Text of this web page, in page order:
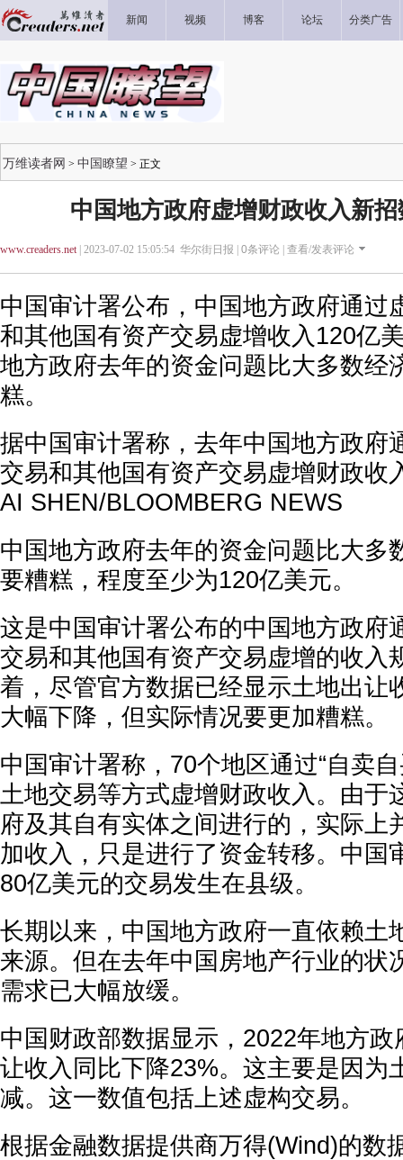
新闻 视频 博客 论坛 分类广告
万维读者网 > 中国瞭望 > 正文
中国地方政府虚增财政收入新
www.creaders.net| 2023-07-02 15:05:54 华尔街日报 | 0条评论 | 查看/发表评论
中国审计署公布，中国地方政府通过
和其他国有资产交易虚增收入120亿
地方政府去年的资金问题比大多数经
糕。
据中国审计署称，去年中国地方政府
交易和其他国有资产交易虚增财政收
AI SHEN/BLOOMBERG NEWS
中国地方政府去年的资金问题比大多
要糟糕，程度至少为120亿美元。
这是中国审计署公布的中国地方政府
交易和其他国有资产交易虚增的收入
着，尽管官方数据已经显示土地出让
大幅下降，但实际情况要更加糟糕。
中国审计署称，70个地区通过“自卖
土地交易等方式虚增财政收入。由于
府及其自有实体之间进行的，实际上
加收入，只是进行了资金转移。中国
80亿美元的交易发生在县级。
长期以来，中国地方政府一直依赖土
来源。但在去年中国房地产行业的状
需求已大幅放缓。
中国财政部数据显示，2022年地方
让收入同比下降23%。这主要是因为
减。这一数值包括上述虚构交易。
根据金融数据提供商万得(Wind)的数